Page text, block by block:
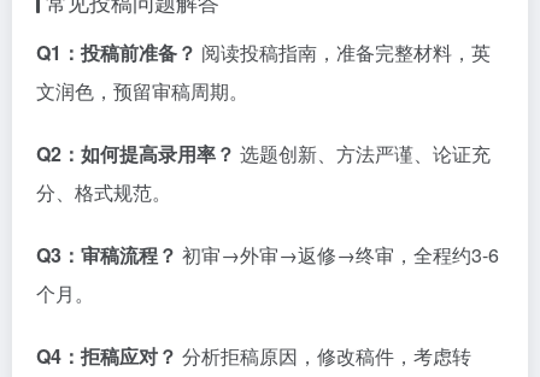
Q1：投稿前准备？ 阅读投稿指南，准备完整材料，英
文润色，预留审稿周期。
Q2：如何提高录用率？ 选题创新、方法严谨、论证充
分、格式规范。
Q3：审稿流程？ 初审→外审→返修→终审，全程约3-6
个月。
Q4：拒稿应对？ 分析拒稿原因，修改稿件，考虑转